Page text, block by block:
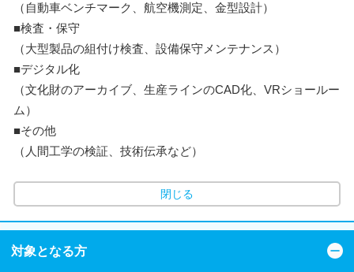
（自動車ベンチマーク、航空機測定、金型設計）
■検査・保守
（大型製品の組付け検査、設備保守メンテナンス）
■デジタル化
（文化財のアーカイブ、生産ラインのCAD化、VRショールー
ム）
■その他
（人間工学の検証、技術伝承など）
閉じる
対象となる方